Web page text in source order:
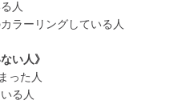
人
ラーリングしている人
い人》
った人
る人